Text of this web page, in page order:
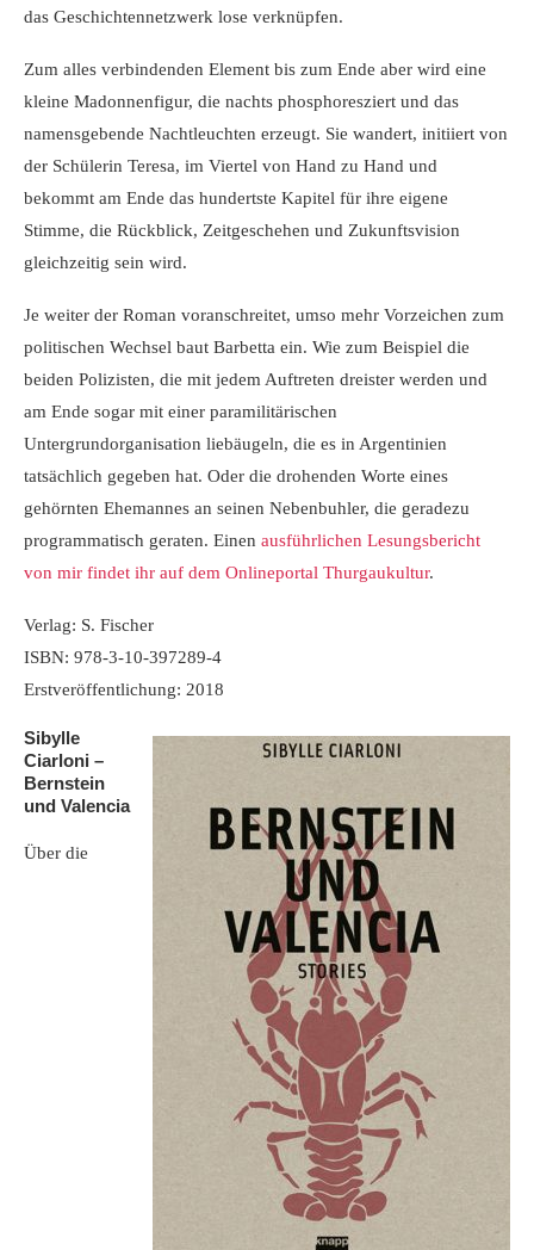
das Geschichtennetzwerk lose verknüpfen.
Zum alles verbindenden Element bis zum Ende aber wird eine
kleine Madonnenfigur, die nachts phosphoresziert und das
namensgebende Nachtleuchten erzeugt. Sie wandert, initiiert von
der Schülerin Teresa, im Viertel von Hand zu Hand und
bekommt am Ende das hundertste Kapitel für ihre eigene
Stimme, die Rückblick, Zeitgeschehen und Zukunftsvision
gleichzeitig sein wird.
Je weiter der Roman voranschreitet, umso mehr Vorzeichen zum
politischen Wechsel baut Barbetta ein. Wie zum Beispiel die
beiden Polizisten, die mit jedem Auftreten dreister werden und
am Ende sogar mit einer paramilitärischen
Untergrundorganisation liebäugeln, die es in Argentinien
tatsächlich gegeben hat. Oder die drohenden Worte eines
gehörnten Ehemannes an seinen Nebenbuhler, die geradezu
programmatisch geraten. Einen ausführlichen Lesungsbericht
von mir findet ihr auf dem Onlineportal Thurgaukultur.
Verlag: S. Fischer
ISBN: 978-3-10-397289-4
Erstveröffentlichung: 2018
Sibylle
Ciarloni –
Bernstein
und Valencia
Über die